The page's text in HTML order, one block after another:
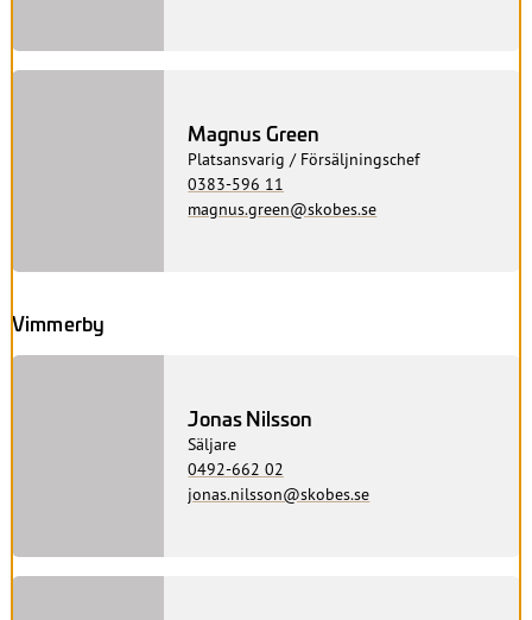
Magnus Green
Platsansvarig / Försäljningschef
0383-596 11
magnus.green@skobes.se
Vimmerby
Jonas Nilsson
Säljare
0492-662 02
jonas.nilsson@skobes.se